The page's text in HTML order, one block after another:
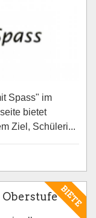
Spass" im
bietet
Ziel, Schüleri...
BIETE